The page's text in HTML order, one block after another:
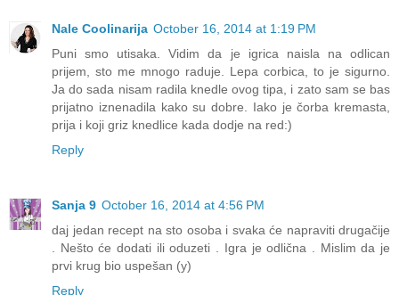
Nale Coolinarija October 16, 2014 at 1:19 PM
Puni smo utisaka. Vidim da je igrica naisla na odlican
prijem, sto me mnogo raduje. Lepa corbica, to je sigurno.
Ja do sada nisam radila knedle ovog tipa, i zato sam se bas
prijatno iznenadila kako su dobre. Iako je čorba kremasta,
prija i koji griz knedlice kada dodje na red:)
Reply
Sanja 9 October 16, 2014 at 4:56 PM
daj jedan recept na sto osoba i svaka će napraviti drugačije
. Nešto će dodati ili oduzeti . Igra je odlična . Mislim da je
prvi krug bio uspešan (y)
Reply